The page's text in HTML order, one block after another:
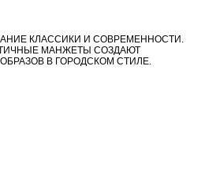
КЛАССИКИ И СОВРЕМЕННОСТИ.
МАНЖЕТЫ СОЗДАЮТ
В ГОРОДСКОМ СТИЛЕ.